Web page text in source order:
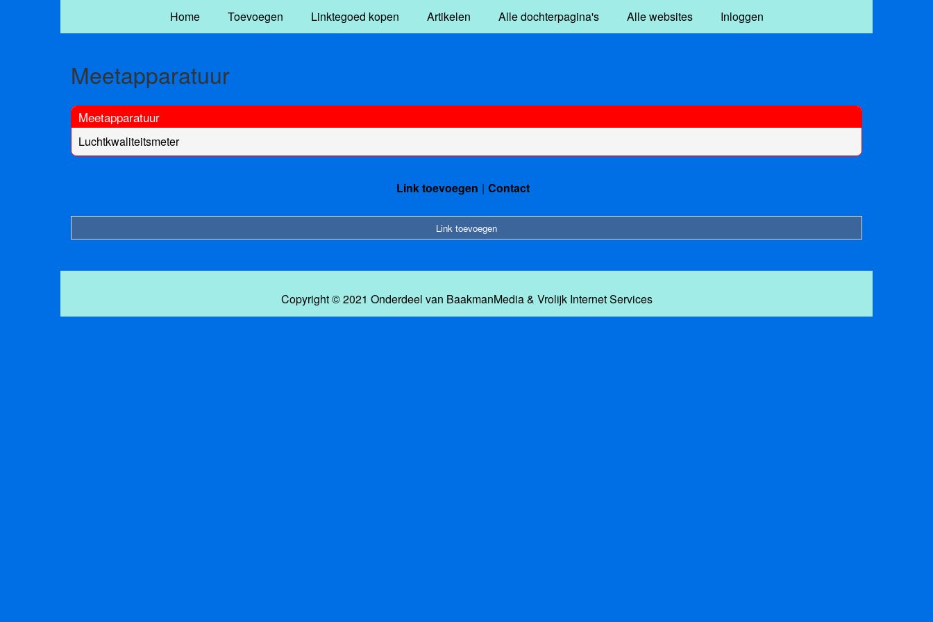
Home Toevoegen Linktegoed kopen Artikelen Alle dochterpagina's Alle websites Inloggen
Meetapparatuur
Meetapparatuur
Luchtkwaliteitsmeter
Link toevoegen Contact
Link toevoegen
Copyright © 2021 Onderdeel van BaakmanMedia& Vrolijk Internet Services